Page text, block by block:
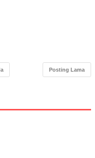
Posting Lama